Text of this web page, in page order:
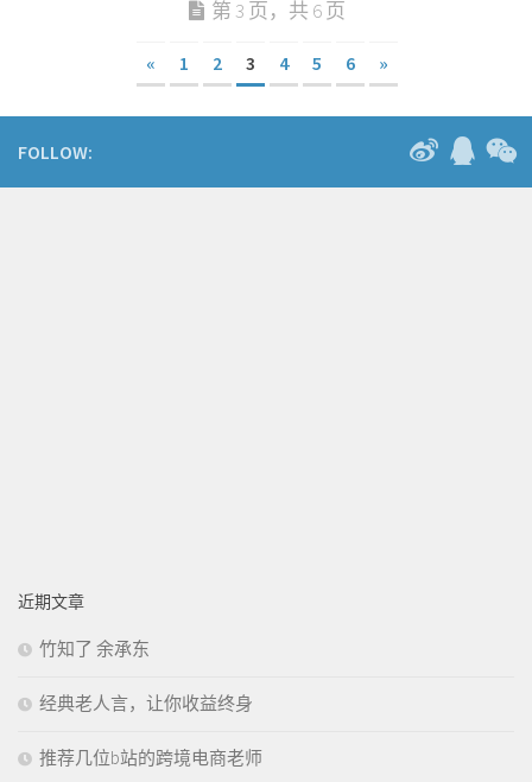
第 3 页，共 6 页
« 1 2 3 4 5 6 »
FOLLOW:
近期文章
竹知了 余承东
经典老人言，让你收益终身
推荐几位b站的跨境电商老师